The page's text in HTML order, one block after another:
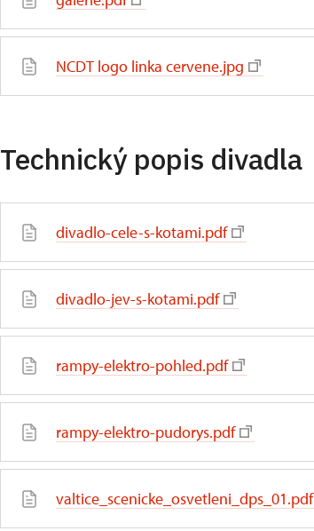
NCDT logo linka cervene.jpg
Technický popis divadla
divadlo-cele-s-kotami.pdf
divadlo-jev-s-kotami.pdf
rampy-elektro-pohled.pdf
rampy-elektro-pudorys.pdf
valtice_scenicke_osvetleni_dps_01.pdf